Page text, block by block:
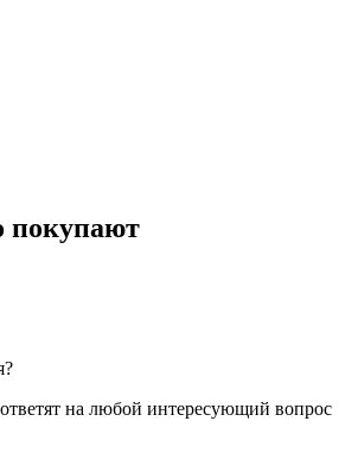
покупают
на любой интересующий вопрос